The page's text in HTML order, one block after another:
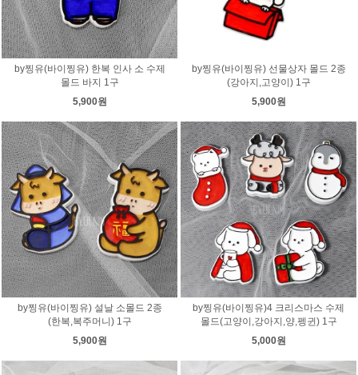
by찡유(바이찡유) 한복 인사 소 수제
몰드 바지 1구
5,900원
by찡유(바이찡유) 선물상자 몰드 2종
(강아지,고양이) 1구
5,900원
by찡유(바이찡유) 설날 소몰드 2종
(한복,복주머니) 1구
5,900원
by찡유(바이찡유)4 크리스마스 수제
몰드(고양이,강아지,양,펭귄) 1구
5,000원